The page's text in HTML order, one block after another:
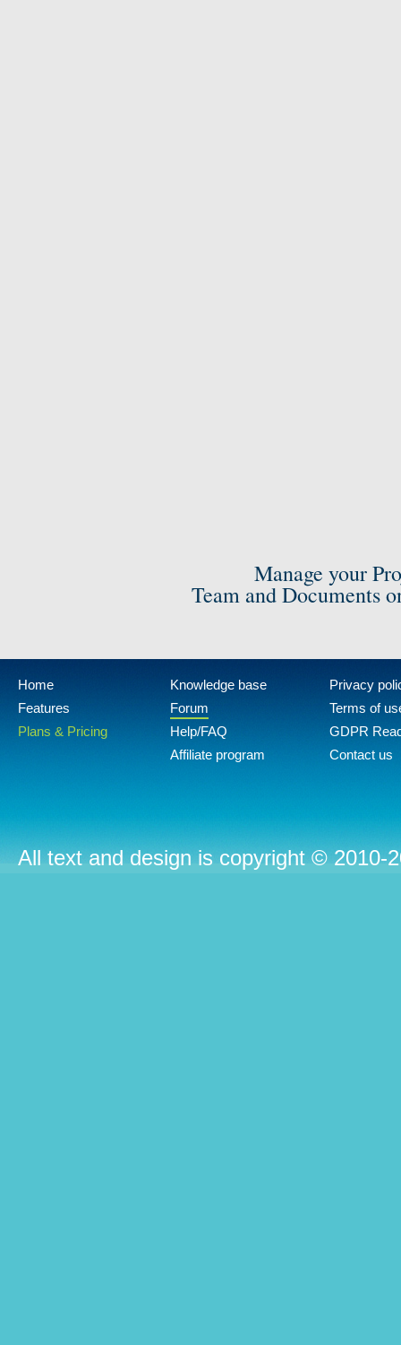
Manage your
Team and Documents
Home
Features
Plans & Pricing
Knowledge base
Forum
Help/FAQ
Affiliate program
Privacy
Terms of
GDPR
Contact us
All text and design is copyright © 2010-